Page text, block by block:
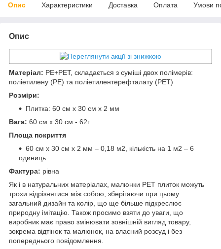
Опис Характеристики Доставка Оплата Умови
Опис
Матеріал: PE+PET, складається з суміші двох полімерів:
поліетилену (PE) та поліетилентерефталату (PET)
Розміри:
Плитка: 60 см х 30 см х 2 мм
Вага: 60 см х 30 см - 62г
Площа покриття
60 см х 30 см х 2 мм – 0,18 м2, кількість на 1 м2 – 6
одиниць
Фактура: рівна
Як і в натуральних матеріалах, малюнки РЕТ плиток можуть
трохи відрізнятися між собою, зберігаючи при цьому
загальний дизайн та колір, що ще більше підкреслює
природну імітацію. Також просимо взяти до уваги, що
виробник має право змінювати зовнішній вигляд товару,
зокрема відтінок та малюнок, на власний розсуд і без
попереднього повідомлення.